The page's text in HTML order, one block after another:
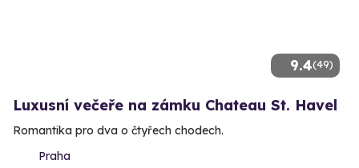
9.4(49)
Luxusní večeře na zámku Chateau St. Havel
Romantika pro dva o čtyřech chodech.
Praha